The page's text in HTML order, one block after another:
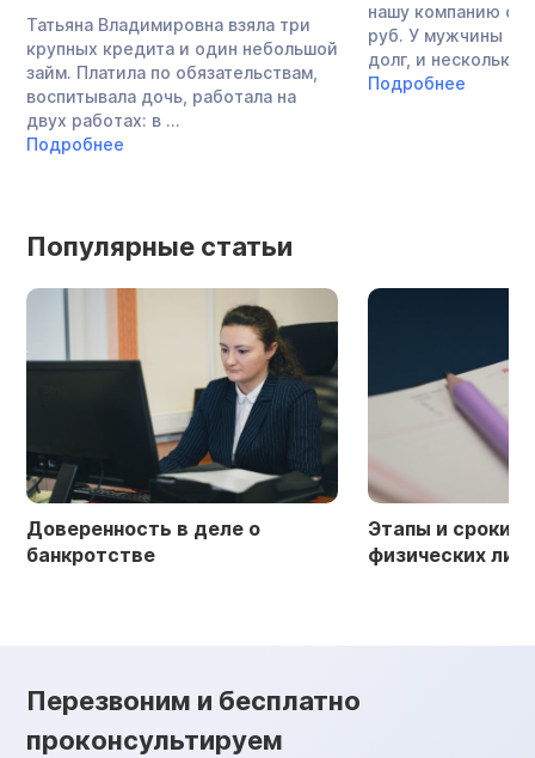
Татьяна Владимировна взяла три
крупных кредита и один небольшой
займ. Платила по обязательствам,
воспитывала дочь, работала на
двух работах: в ...
Подробнее
нашу компанию с
руб. У мужчины
долг, и несколько
Подробнее
Популярные статьи
Доверенность в деле о
банкротстве
Этапы и сроки
физических лиц
Перезвоним и бесплатно
проконсультируем